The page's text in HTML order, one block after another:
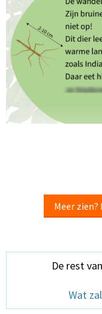
Meer
De rest
Wat